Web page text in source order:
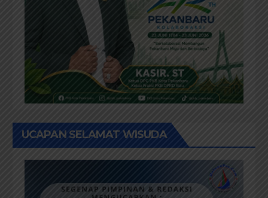
UCAPAN SELAMAT WISUDA